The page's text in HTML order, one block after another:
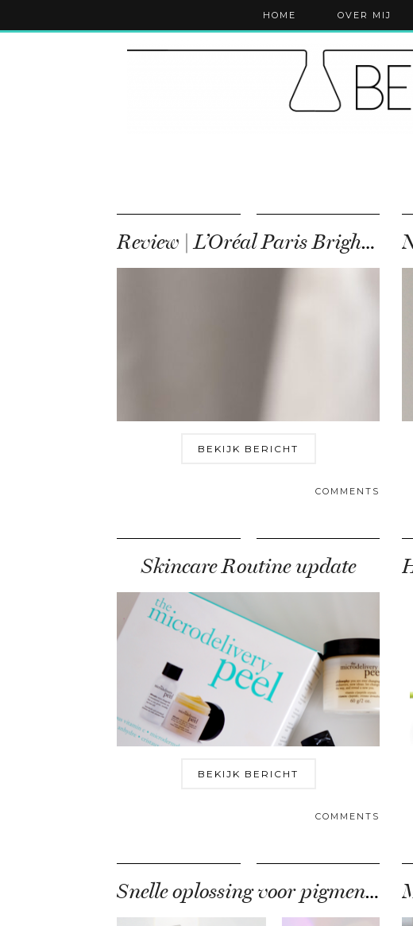
HOME OVER MIJ
Review | L’Oréal Paris Bright Reveal
BEKIJK BERICHT
COMMENTS
Skincare Routine update
BEKIJK BERICHT
COMMENTS
Snelle oplossing voor pigmentvlekken